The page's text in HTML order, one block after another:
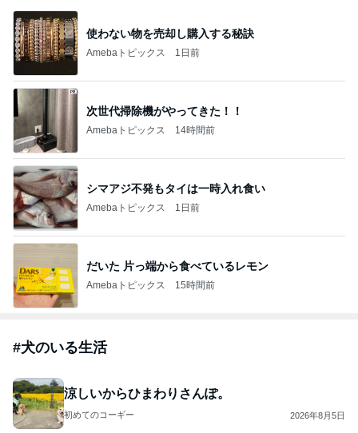
使わない物を売却し購入する秘訣
Amebaトピックス 1日前
次世代掃除機がやってきた！！
Amebaトピックス 14時間前
シマアジ不発もタイは一時入れ食い
Amebaトピックス 1日前
だいた 片っ端から食べているレモン
Amebaトピックス 15時間前
#犬のいる生活
涼しいからひまわりさんぽ。
初めてのコーギー 2026年8月5日